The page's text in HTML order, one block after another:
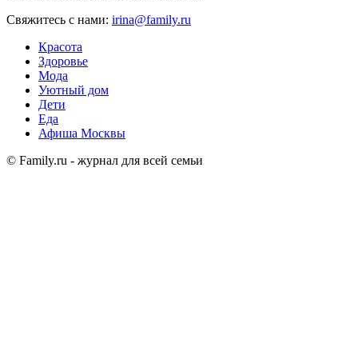
Свяжитесь с нами: irina@family.ru
Красота
Здоровье
Мода
Уютный дом
Дети
Еда
Афиша Москвы
© Family.ru - журнал для всей семьи